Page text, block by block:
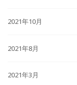
2021年10月
2021年8月
2021年3月